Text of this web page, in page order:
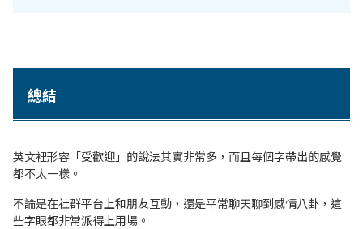
總結
英文裡形容「受歡迎」的說法其實非常多，而且每個字帶出的感覺
都不太一樣。
不論是在社群平台上和朋友互動，還是平常聊天聊到感情八卦，這
些字眼都非常派得上用場。